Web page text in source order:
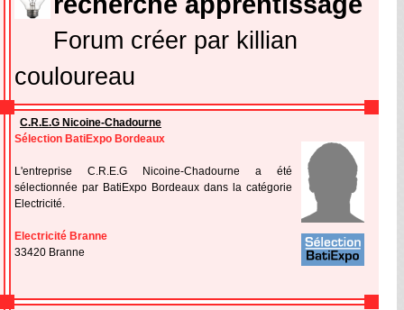
Forum créer par killian
couloureau
C.R.E.G Nicoine-Chadourne
Sélection BatiExpo Bordeaux
L'entreprise C.R.E.G Nicoine-Chadourne a été
sélectionnée par BatiExpo Bordeaux dans la catégorie
Electricité.
Electricité Branne
33420 Branne